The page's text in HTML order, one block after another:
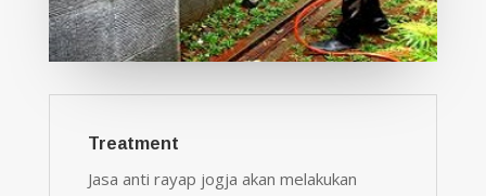
Treatment
Jasa anti rayap jogja akan melakukan